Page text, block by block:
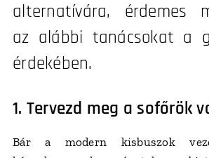
alternatívára, érdemes
az alábbi tanácsokat a
érdekében.
1. Tervezd meg a sofőrök
Bár a modern kisbuszok